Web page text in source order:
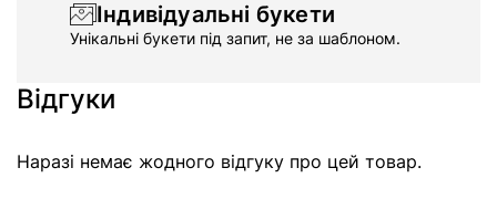
Індивідуальні букети
Унікальні букети під запит, не за шаблоном.
Відгуки
Наразі немає жодного відгуку про цей товар.